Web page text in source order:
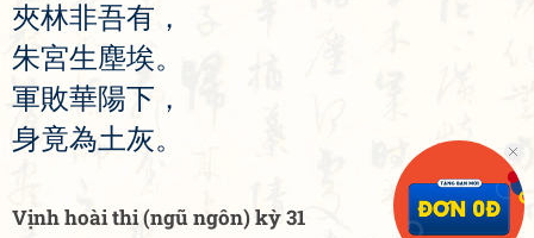
夾林非吾有 ，
朱宮生塵埃。
軍敗華陽下 ，
身竟為土灰。
Vịnh hoài thi (ngũ ngôn) kỳ 31